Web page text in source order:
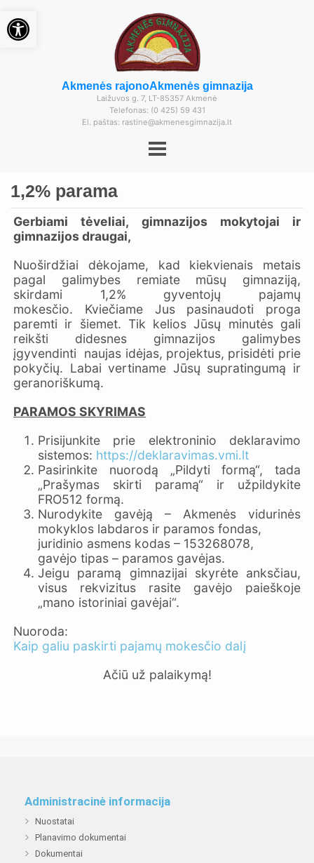
Akmenės rajonoAkmenės gimnazija
Laižuvos g. 7, LT-85357 Akmenė
Telefonas: (0 425) 59 431
El. paštas: rastine@akmenesgimnazija.lt
1,2% parama
Gerbiami tėveliai, gimnazijos mokytojai ir
gimnazijos draugai,
Nuoširdžiai dėkojame, kad kiekvienais metais
pagal galimybes remiate mūsų gimnaziją,
skirdami 1,2% gyventojų pajamų
mokesčio. Kviečiame Jus pasinaudoti proga
paremti ir šiemet. Tik kelios Jūsų minutės gali
reikšti didesnes gimnazijos galimybes
įgyvendinti naujas idėjas, projektus, prisidėti prie
pokyčių. Labai vertiname Jūsų supratingumą ir
geranoriškumą.
PARAMOS SKYRIMAS
Prisijunkite prie elektroninio deklaravimo
sistemos: https://deklaravimas.vmi.lt
Pasirinkite nuorodą „Pildyti formą“, tada
„Prašymas skirti paramą“ ir užpildykite
FRO512 formą.
Nurodykite gavėją – Akmenės vidurinės
mokyklos labdaros ir paramos fondas,
juridinio asmens kodas – 153268078,
gavėjo tipas – paramos gavėjas.
Jeigu paramą gimnazijai skyrėte anksčiau,
visus rekvizitus rasite gavėjo paieškoje
„mano istoriniai gavėjai“.
Nuoroda:
Kaip galiu paskirti pajamų mokesčio dalį
Ačiū už palaikymą!
Administracinė informacija
Nuostatai
Planavimo dokumentai
Dokumentai
Open toolbar